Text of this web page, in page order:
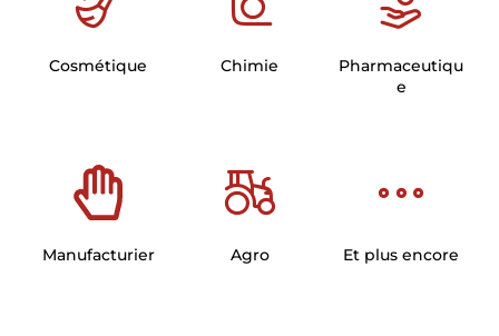
Cosmétique Chimie
Pharmaceutiqu
e
Manufacturier Agro Et plus encore